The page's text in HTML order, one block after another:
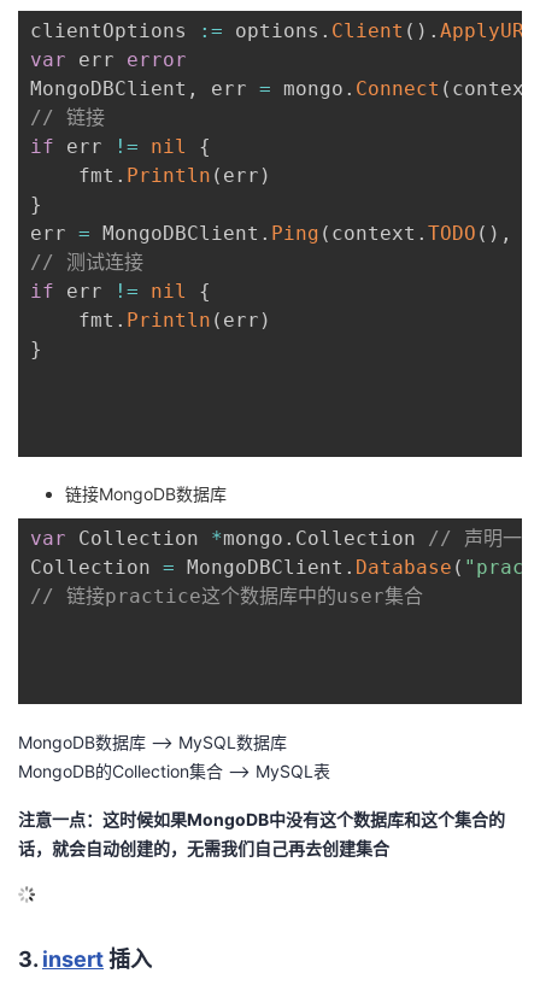
clientOptions := options . Client ( ) . ApplyURI
var err error
MongoDBClient , err = mongo . Connect ( context
// 链接
if err != nil
{
	fmt
. Println ( err )
}
err = MongoDBClient . Ping ( context . TODO ( ) ,
// 测试连接
if err != nil
{
	fmt
. Println ( err )
}
链接MongoDB数据库
var Collection *mongo . Collection // 声明一
Collection = MongoDBClient . Database (
// 链接practice这个数据库中的user集合
MongoDB数据库 —> MySQL数据库
MongoDB的Collection集合 —> MySQL表
注意一点：这时候如果MongoDB中没有这个数据库和这个集合的
话，就会自动创建的，无需我们自己再去创建集合
3. insert插入